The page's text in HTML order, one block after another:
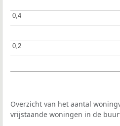
0,2
0,2
0,4
0,4
Overzicht van het aantal
vrijstaande woningen in de